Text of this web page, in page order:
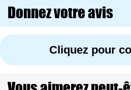
Donnez votre avis
Cliquez pour